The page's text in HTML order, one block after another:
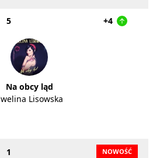
5 +4
Na obcy ląd
Lisowska
1